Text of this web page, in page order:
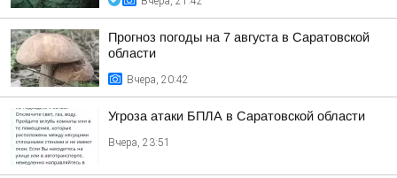
Прогноз погоды на 7 августа в Саратовской
области
Вчера, 20:42
Угроза атаки БПЛА в Саратовской области
Вчера, 23:51